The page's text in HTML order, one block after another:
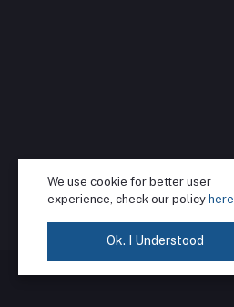
We use cookie for better user
experience, check our policy here
Ok. I Understood